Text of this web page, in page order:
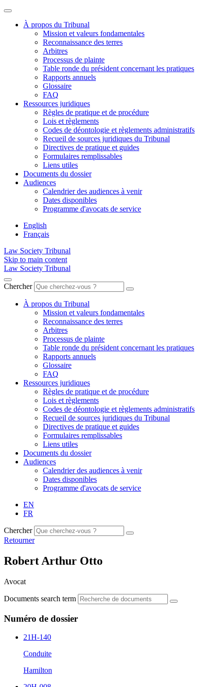
À propos du Tribunal
Mission et valeurs fondamentales
Reconnaissance des terres
Arbitres
Processus de plainte
Table ronde du président concernant les pratiques
Rapports annuels
Glossaire
FAQ
Ressources juridiques
Règles de pratique et de procédure
Lois et règlements
Codes de déontologie et règlements administratifs
Recueil de sources juridiques du Tribunal
Directives de pratique et guides
Formulaires remplissables
Liens utiles
Documents du dossier
Audiences
Calendrier des audiences à venir
Dates disponibles
Programme d'avocats de service
English
Français
Law Society Tribunal
Skip to main content
Law Society Tribunal
Chercher
À propos du Tribunal
Mission et valeurs fondamentales
Reconnaissance des terres
Arbitres
Processus de plainte
Table ronde du président concernant les pratiques
Rapports annuels
Glossaire
FAQ
Ressources juridiques
Règles de pratique et de procédure
Lois et règlements
Codes de déontologie et règlements administratifs
Recueil de sources juridiques du Tribunal
Directives de pratique et guides
Formulaires remplissables
Liens utiles
Documents du dossier
Audiences
Calendrier des audiences à venir
Dates disponibles
Programme d'avocats de service
EN
FR
Chercher
Retourner
Robert Arthur Otto
Avocat
Documents search term
Numéro de dossier
21H-140
Conduite
Hamilton